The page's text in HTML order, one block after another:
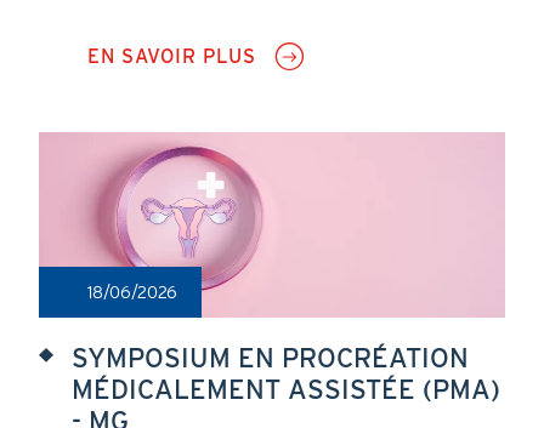
EN SAVOIR PLUS
SUR
PLANIFICATION
DE
L’OFFRE
MÉDICALE
EN
FRANCOPHONE
18/06/2026
SYMPOSIUM EN PROCRÉATION
MÉDICALEMENT ASSISTÉE (PMA)
- MG